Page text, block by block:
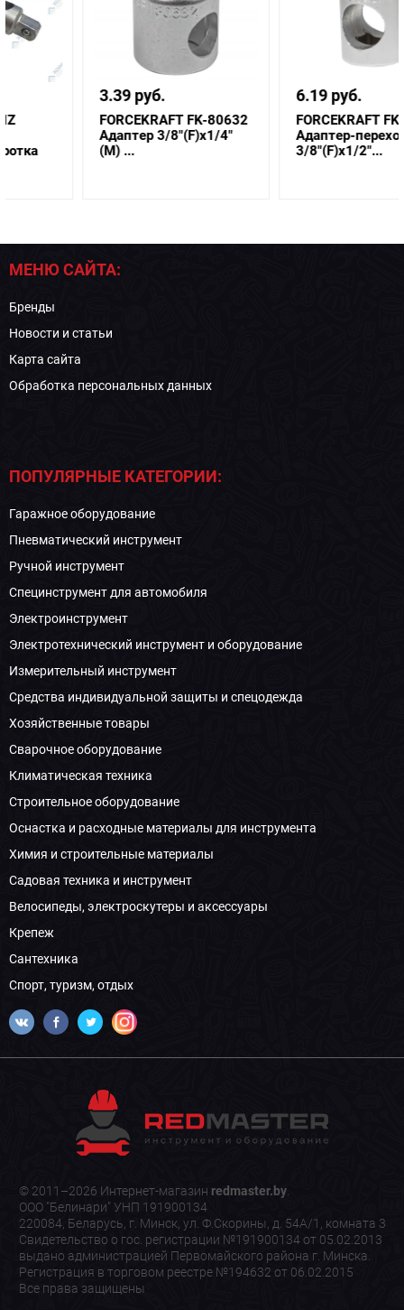
FORCEKRAFT FK-80632
Адаптер 3/8"(F)x1/4"
(M) ...
FORCEKRAFT FK-80634
Адаптер-переходник
3/8"(F)x1/2"...
МЕНЮ САЙТА:
Бренды
Новости и статьи
Карта сайта
Обработка персональных данных
ПОПУЛЯРНЫЕ КАТЕГОРИИ:
Гаражное оборудование
Пневматический инструмент
Ручной инструмент
Специнструмент для автомобиля
Электроинструмент
Электротехнический инструмент и оборудование
Измерительный инструмент
Средства индивидуальной защиты и спецодежда
Хозяйственные товары
Сварочное оборудование
Климатическая техника
Строительное оборудование
Оснастка и расходные материалы для инструмента
Химия и строительные материалы
Садовая техника и инструмент
Велосипеды, электроскутеры и аксессуары
Крепеж
Сантехника
Спорт, туризм, отдых
© 2011–2026 Интернет-магазин redmaster.by.
ООО "Белинари" УНП 191900134
220084, Беларусь, г. Минск, ул. Ф.Скорины, д. 54А/1, комната 3
Свидетельство о гос. регистрации №191900134 от 05.02.2013
выдано администрацией Первомайского района г. Минска.
Регистрация в торговом реестре №194632 от 06.02.2015
Все права защищены